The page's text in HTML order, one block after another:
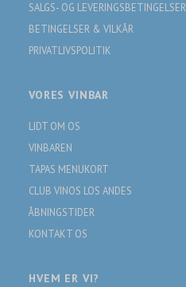
SALGS- OG LEVERINGSBETINGELSER
BETINGELSER & VILKÅR
PRIVATLIVSPOLITIK
VORES VINBAR
LIDT OM OS
VINBAREN
TAPAS MENUKORT
CLUB VINOS LOS ANDES
ÅBNINGSTIDER
KONTAKT OS
HVEM ER VI?